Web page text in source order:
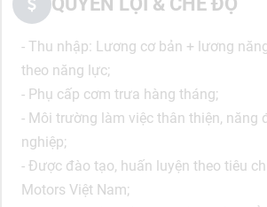
- Thu nhập: Lương cơ bản + lương
theo năng lực;
- Phụ cấp cơm trưa hàng tháng;
- Môi trường làm việc thân thiện, năng
nghiệp;
- Được đào tạo, huấn luyện theo tiêu
Motors Việt Nam;